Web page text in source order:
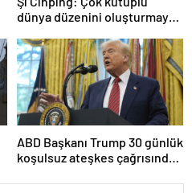
dünya düzenini oluşturmaya
ABD Başkanı Trump 30 günlük
koşulsuz ateşkes çağrısında